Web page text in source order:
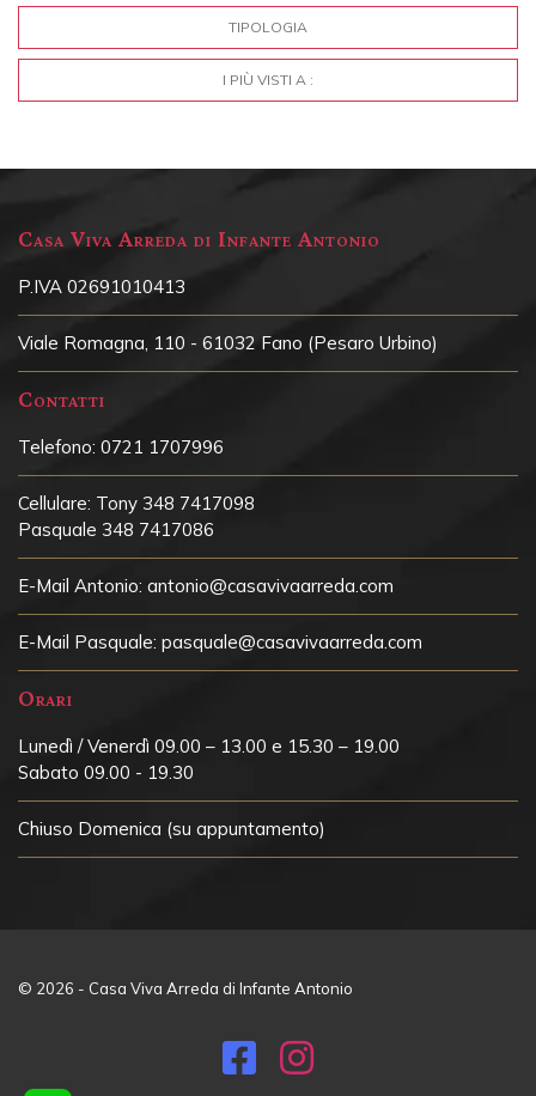
TIPOLOGIA
I PIÙ VISTI A :
Casa Viva Arreda di Infante Antonio
P.IVA 02691010413
Viale Romagna, 110 - 61032 Fano (Pesaro Urbino)
Contatti
Telefono: 0721 1707996
Cellulare: Tony 348 7417098
Pasquale 348 7417086
E-Mail Antonio: antonio@casavivaarreda.com
E-Mail Pasquale: pasquale@casavivaarreda.com
Orari
Lunedì / Venerdì 09.00 – 13.00 e 15.30 – 19.00
Sabato 09.00 - 19.30
Chiuso Domenica (su appuntamento)
© 2026 - Casa Viva Arreda di Infante Antonio